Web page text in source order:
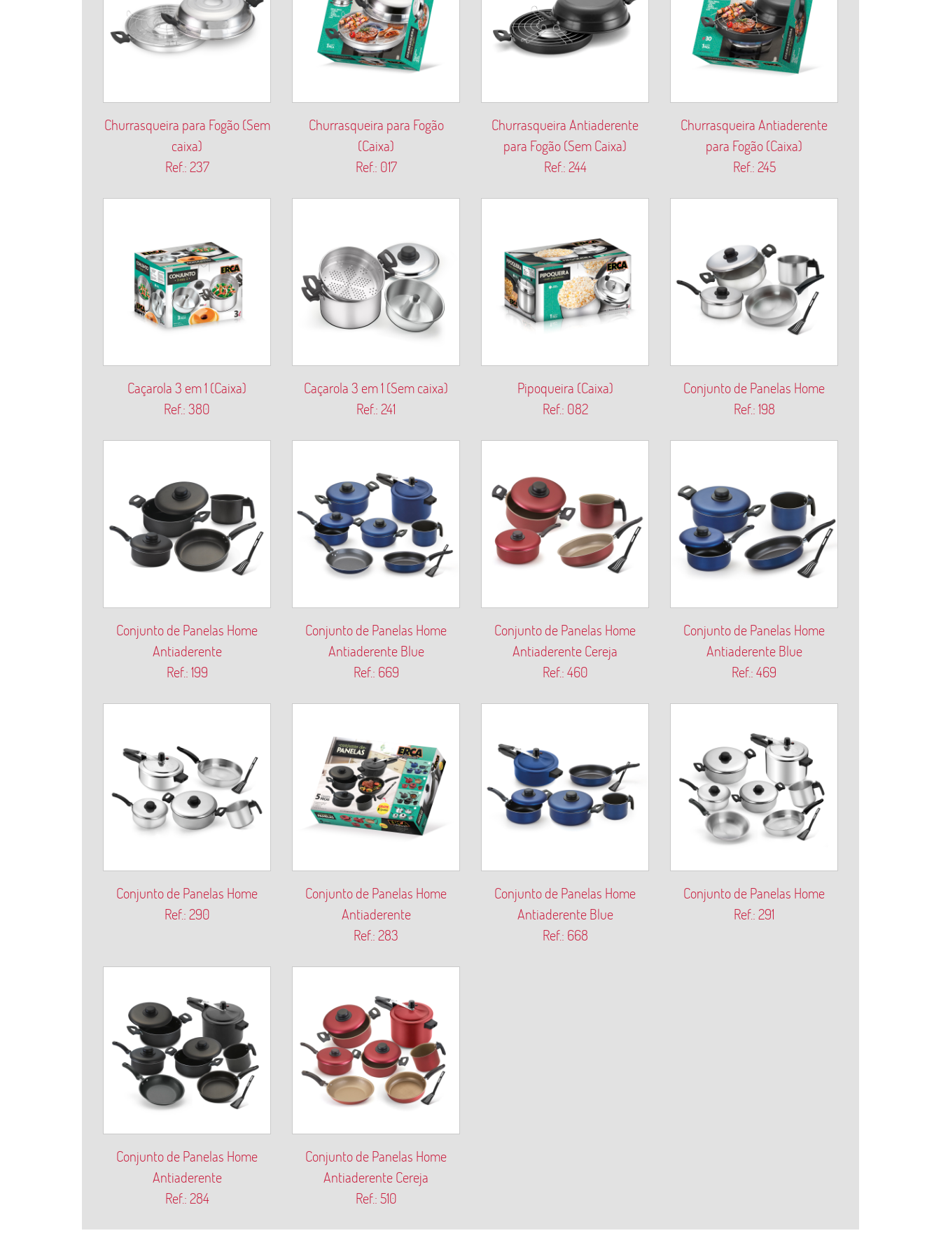
Churrasqueira para Fogão (Sem
caixa)
Ref.: 237
Churrasqueira para Fogão
(Caixa)
Ref.: 017
Churrasqueira Antiaderente
para Fogão (Sem Caixa)
Ref.: 244
Churrasqueira Antiaderente
para Fogão (Caixa)
Ref.: 245
Caçarola 3 em 1 (Caixa)
Ref.: 380
Caçarola 3 em 1 (Sem caixa)
Ref.: 241
Pipoqueira (Caixa)
Ref.: 082
Conjunto de Panelas Home
Ref.: 198
Conjunto de Panelas Home
Antiaderente
Ref.: 199
Conjunto de Panelas Home
Antiaderente Blue
Ref.: 669
Conjunto de Panelas Home
Antiaderente Cereja
Ref.: 460
Conjunto de Panelas Home
Antiaderente Blue
Ref.: 469
Conjunto de Panelas Home
Ref.: 290
Conjunto de Panelas Home
Antiaderente
Ref.: 283
Conjunto de Panelas Home
Antiaderente Blue
Ref.: 668
Conjunto de Panelas Home
Ref.: 291
Conjunto de Panelas Home
Antiaderente
Ref.: 284
Conjunto de Panelas Home
Antiaderente Cereja
Ref.: 510